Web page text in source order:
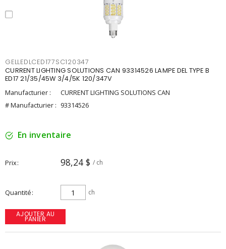
GELLEDLCED177SC120347
CURRENT LIGHTING SOLUTIONS CAN 93314526 LAMPE DEL TYPE B
ED17 21/35/45W 3/4/5K 120/347V
Manufacturier :
CURRENT LIGHTING SOLUTIONS CAN
# Manufacturier : 93314526
En inventaire
Prix 98,24 $ / ch
Quantité ch
AJOUTER AU
PANIER